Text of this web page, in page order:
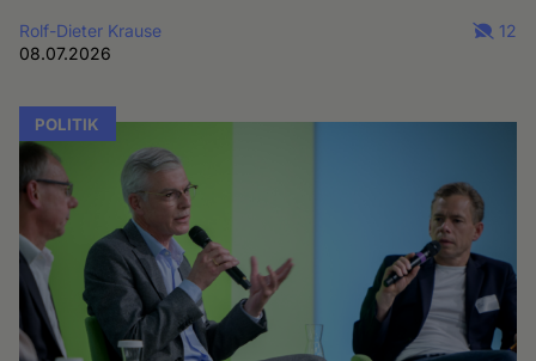
Rolf-Dieter Krause
08.07.2026
12
POLITIK